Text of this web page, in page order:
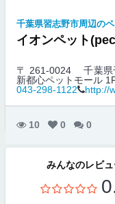
千葉県習志野市周辺の
イオンペット
〒 261-0024
千葉
新都心ペットモール
043-298-1122
http://
10 0 0
みんなのレビ